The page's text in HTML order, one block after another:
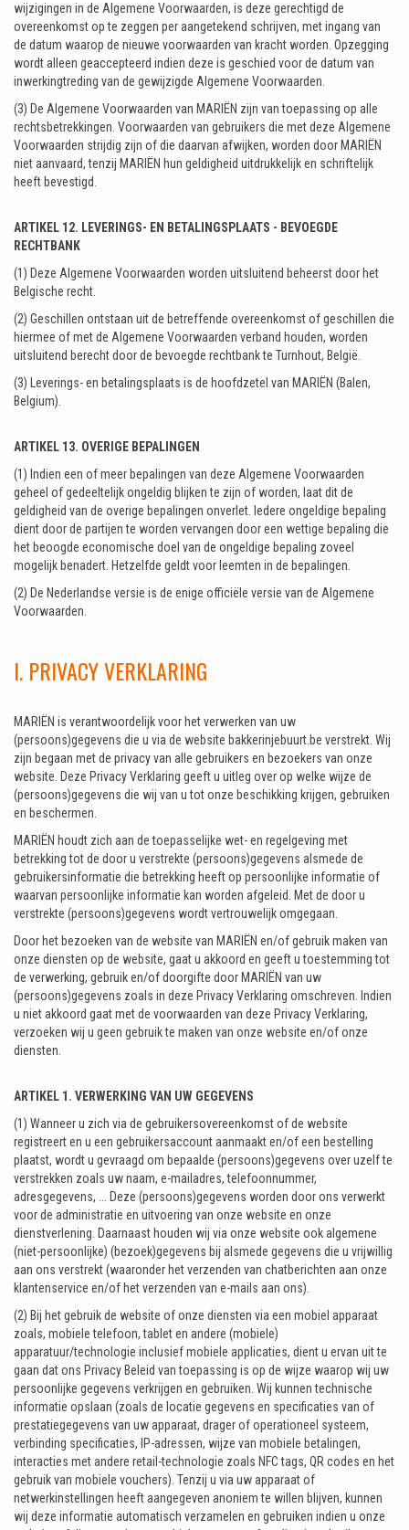
wijzigingen in de Algemene Voorwaarden, is deze gerechtigd de
overeenkomst op te zeggen per aangetekend schrijven, met ingang van
de datum waarop de nieuwe voorwaarden van kracht worden. Opzegging
wordt alleen geaccepteerd indien deze is geschied voor de datum van
inwerkingtreding van de gewijzigde Algemene Voorwaarden.
(3) De Algemene Voorwaarden van MARIËN zijn van toepassing op alle
rechtsbetrekkingen. Voorwaarden van gebruikers die met deze Algemene
Voorwaarden strijdig zijn of die daarvan afwijken, worden door MARIËN
niet aanvaard, tenzij MARIËN hun geldigheid uitdrukkelijk en schriftelijk
heeft bevestigd.
ARTIKEL 12. LEVERINGS- EN BETALINGSPLAATS - BEVOEGDE
RECHTBANK
(1) Deze Algemene Voorwaarden worden uitsluitend beheerst door het
Belgische recht.
(2) Geschillen ontstaan uit de betreffende overeenkomst of geschillen die
hiermee of met de Algemene Voorwaarden verband houden, worden
uitsluitend berecht door de bevoegde rechtbank te Turnhout, België.
(3) Leverings- en betalingsplaats is de hoofdzetel van MARIËN (Balen,
Belgium).
ARTIKEL 13. OVERIGE BEPALINGEN
(1) Indien een of meer bepalingen van deze Algemene Voorwaarden
geheel of gedeeltelijk ongeldig blijken te zijn of worden, laat dit de
geldigheid van de overige bepalingen onverlet. Iedere ongeldige bepaling
dient door de partijen te worden vervangen door een wettige bepaling die
het beoogde economische doel van de ongeldige bepaling zoveel
mogelijk benadert. Hetzelfde geldt voor leemten in de bepalingen.
(2) De Nederlandse versie is de enige officiële versie van de Algemene
Voorwaarden.
I. PRIVACY VERKLARING
MARIËN is verantwoordelijk voor het verwerken van uw
(persoons)gegevens die u via de website bakkerinjebuurt.be verstrekt. Wij
zijn begaan met de privacy van alle gebruikers en bezoekers van onze
website. Deze Privacy Verklaring geeft u uitleg over op welke wijze de
(persoons)gegevens die wij van u tot onze beschikking krijgen, gebruiken
en beschermen.
MARIËN houdt zich aan de toepasselijke wet- en regelgeving met
betrekking tot de door u verstrekte (persoons)gegevens alsmede de
gebruikersinformatie die betrekking heeft op persoonlijke informatie of
waarvan persoonlijke informatie kan worden afgeleid. Met de door u
verstrekte (persoons)gegevens wordt vertrouwelijk omgegaan.
Door het bezoeken van de website van MARIËN en/of gebruik maken van
onze diensten op de website, gaat u akkoord en geeft u toestemming tot
de verwerking, gebruik en/of doorgifte door MARIËN van uw
(persoons)gegevens zoals in deze Privacy Verklaring omschreven. Indien
u niet akkoord gaat met de voorwaarden van deze Privacy Verklaring,
verzoeken wij u geen gebruik te maken van onze website en/of onze
diensten.
ARTIKEL 1. VERWERKING VAN UW GEGEVENS
(1) Wanneer u zich via de gebruikersovereenkomst of de website
registreert en u een gebruikersaccount aanmaakt en/of een bestelling
plaatst, wordt u gevraagd om bepaalde (persoons)gegevens over uzelf te
verstrekken zoals uw naam, e-mailadres, telefoonnummer,
adresgegevens, ... Deze (persoons)gegevens worden door ons verwerkt
voor de administratie en uitvoering van onze website en onze
dienstverlening. Daarnaast houden wij via onze website ook algemene
(niet-persoonlijke) (bezoek)gegevens bij alsmede gegevens die u vrijwillig
aan ons verstrekt (waaronder het verzenden van chatberichten aan onze
klantenservice en/of het verzenden van e-mails aan ons).
(2) Bij het gebruik de website of onze diensten via een mobiel apparaat
zoals, mobiele telefoon, tablet en andere (mobiele)
apparatuur/technologie inclusief mobiele applicaties, dient u ervan uit te
gaan dat ons Privacy Beleid van toepassing is op de wijze waarop wij uw
persoonlijke gegevens verkrijgen en gebruiken. Wij kunnen technische
informatie opslaan (zoals de locatie gegevens en specificaties van of
prestatiegegevens van uw apparaat, drager of operationeel systeem,
verbinding specificaties, IP-adressen, wijze van mobiele betalingen,
interacties met andere retail-technologie zoals NFC tags, QR codes en het
gebruik van mobiele vouchers). Tenzij u via uw apparaat of
netwerkinstellingen heeft aangegeven anoniem te willen blijven, kunnen
wij deze informatie automatisch verzamelen en gebruiken indien u onze